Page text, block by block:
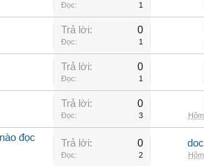
Đọc: 1
Trả lời: 0
Đọc: 1
Trả lời: 0
Đọc: 1
Trả lời: 0
Đọc: 3
đọc
Trả lời: 0
Đọc: 2